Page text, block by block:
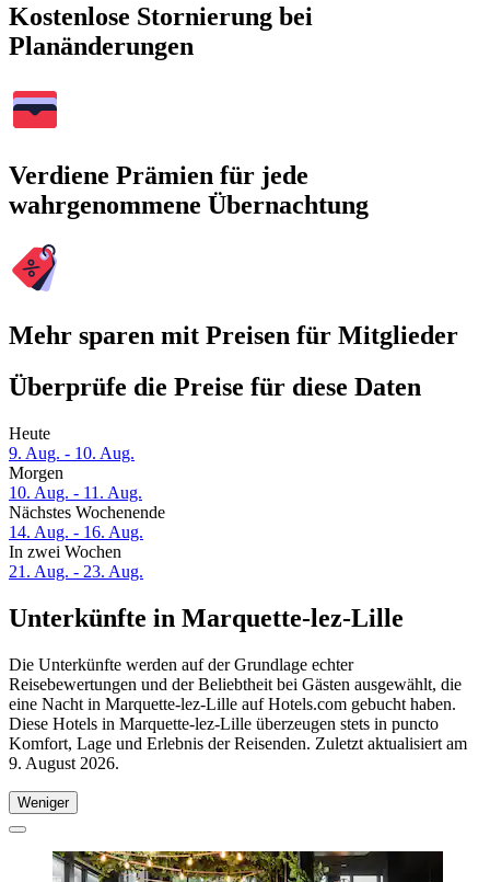
Kostenlose Stornierung bei
Planänderungen
Verdiene Prämien für jede
wahrgenommene Übernachtung
Mehr sparen mit Preisen für Mitglieder
Überprüfe die Preise für diese Daten
Heute
9. Aug. - 10. Aug.
Morgen
10. Aug. - 11. Aug.
Nächstes Wochenende
14. Aug. - 16. Aug.
In zwei Wochen
21. Aug. - 23. Aug.
Unterkünfte in Marquette-lez-Lille
Die Unterkünfte werden auf der Grundlage echter
Reisebewertungen und der Beliebtheit bei Gästen ausgewählt, die
eine Nacht in Marquette-lez-Lille auf Hotels.com gebucht haben.
Diese Hotels in Marquette-lez-Lille überzeugen stets in puncto
Komfort, Lage und Erlebnis der Reisenden. Zuletzt aktualisiert am
9. August 2026.
Weniger